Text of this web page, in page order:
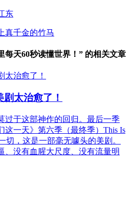
东
真千金的竹马
每天60秒读懂世界！” 的相关文章
剧太治愈了！
过于这部神作的回归。最后一季
一天》第六季（最终季）This Is
切，这是一部毫无噱头的美剧。
、没有血腥大尺度、没有流量明